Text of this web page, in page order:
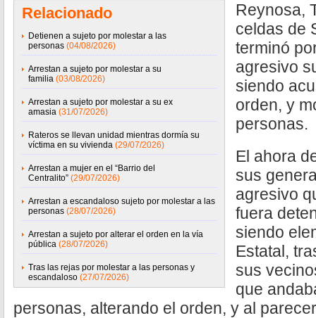
Relacionado
Detienen a sujeto por molestar a las
personas (04/08/2026)
Arrestan a sujeto por molestar a su
familia (03/08/2026)
Arrestan a sujeto por molestar a su ex
amasia (31/07/2026)
Rateros se llevan unidad mientras dormía su
víctima en su vivienda (29/07/2026)
Arrestan a mujer en el “Barrio del
Centralito” (29/07/2026)
Arrestan a escandaloso sujeto por molestar a las
personas (28/07/2026)
Arrestan a sujeto por alterar el orden en la vía
pública (28/07/2026)
Tras las rejas por molestar a las personas y
escandaloso (27/07/2026)
Reynosa,
celdas de
terminó
agresivo
siendo
orden, y
personas.
El ahora
sus
agresivo
fuera
siendo
Estatal,
sus
que
personas, alterando el orden, y al